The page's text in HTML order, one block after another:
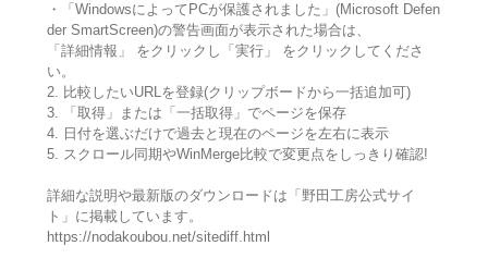
・「WindowsによってPCが保護されました」(Microsoft Defen
der SmartScreen)の警告画面が表示された場合は、
「詳細情報」 をクリックし「実行」 をクリックしてくださ
い。
2. 比較したいURLを登録(クリップボードから一括追加可)
3. 「取得」または「一括取得」でページを保存
4. 日付を選ぶだけで過去と現在のページを左右に表示
5. スクロール同期やWinMerge比較で変更点をしっきり確認!
詳細な説明や最新版のダウンロードは「野田工房公式サイ
ト」に掲載しています。
https://nodakoubou.net/sitediff.html